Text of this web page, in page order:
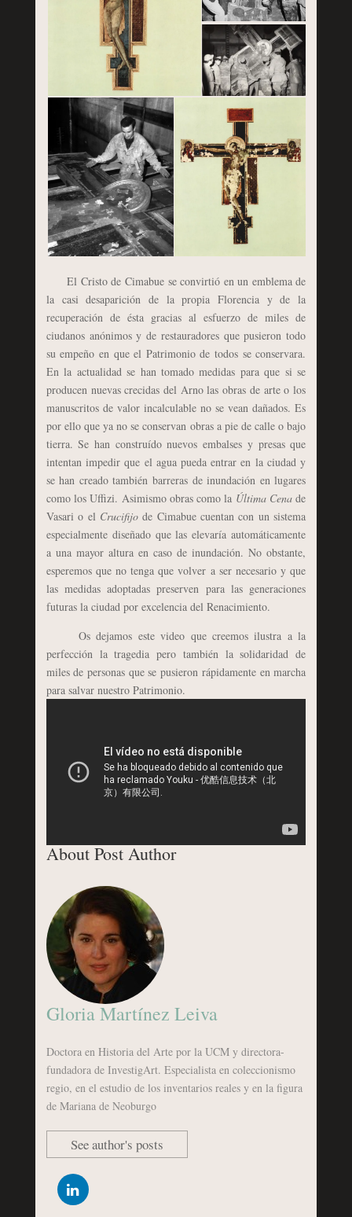
El Cristo de Cimabue se convirtió en un emblema de
la casi desaparición de la propia Florencia y de la
recuperación de ésta gracias al esfuerzo de miles de
ciudanos anónimos y de restauradores que pusieron todo
su empeño en que el Patrimonio de todos se conservara.
En la actualidad se han tomado medidas para que si se
producen nuevas crecidas del Arno las obras de arte o los
manuscritos de valor incalculable no se vean dañados. Es
por ello que ya no se conservan obras a pie de calle o bajo
tierra. Se han construído nuevos embalses y presas que
intentan impedir que el agua pueda entrar en la ciudad y
se han creado también barreras de inundación en lugares
como los Uffizi. Asimismo obras como la Última Cenade
Vasari o el Crucifijode Cimabue cuentan con un sistema
especialmente diseñado que las elevaría automáticamente
a una mayor altura en caso de inundación. No obstante,
esperemos que no tenga que volver a ser necesario y que
las medidas adoptadas preserven para las generaciones
futuras la ciudad por excelencia del Renacimiento.
Os dejamos este video que creemos ilustra a la
perfección la tragedia pero también la solidaridad de
miles de personas que se pusieron rápidamente en marcha
para salvar nuestro Patrimonio.
About Post Author
Gloria Martínez Leiva
Doctora en Historia del Arte por la UCM y directora-
fundadora de InvestigArt. Especialista en coleccionismo
regio, en el estudio de los inventarios reales y en la figura
de Mariana de Neoburgo
See author's posts